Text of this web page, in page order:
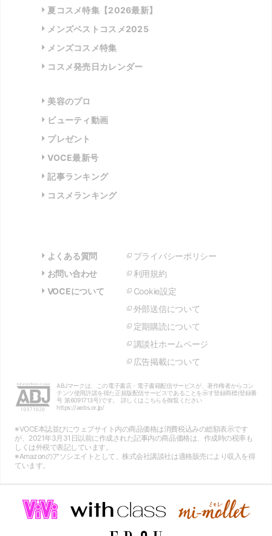
夏コスメ特集【2026最新】
メンズベストコスメ2025
メンズコスメ特集
コスメ発売日カレンダー
美容のプロ
ビューティ動画
プレゼント
VOCE最新号
記事ランキング
コスメランキング
よくある質問
お問い合わせ
VOCEについて
プライバシーポリシー
利用規約
Cookie設定
外部送信について
定期購読について
講談社ホームページ
広告掲載について
ABJマークは、この電子書店・電子書籍配信サービスが、著作権者からコン
テンツ使用許諾を得た正規版配信サービスであることを示す登録商標(登録番
号 第6091713号)です。 詳しくはこちらを御覧ください
https://aebs.or.jp/
※VOCE本誌並びにウェブサイト内の商品価格は消費税込みの総額表示です
が、2021年3月31日以前に作成された記事内の商品価格は、作成時の税率も
しくは外税で表記しています。
※Amazonのアソシエイトとして、株式会社講談社は適格販売により収入を得
ています。